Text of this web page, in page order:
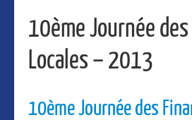
10ème Journée des
Locales – 2013
10ème Journée des